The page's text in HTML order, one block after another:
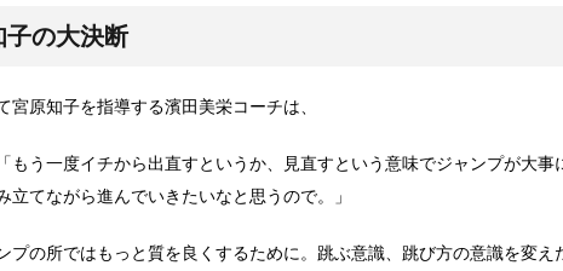
子の大決断
宮原知子を指導する濱田美栄コーチは、
もう一度イチから出直すというか、見直すという意味でジャンプが大
立てながら進んでいきたいなと思うので。」
プの所ではもっと質を良くするために。跳ぶ意識、跳び方の意識を変